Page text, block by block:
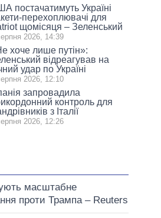
постачатимуть Україні
перехоплювачі для
щомісяця – Зеленський
2026, 14:39
хоче лише путін»:
відреагував на
удар по Україні
2026, 12:10
запровадила
контроль для
з Італії
2026, 12:26
масштабне
проти Трампа – Reuters